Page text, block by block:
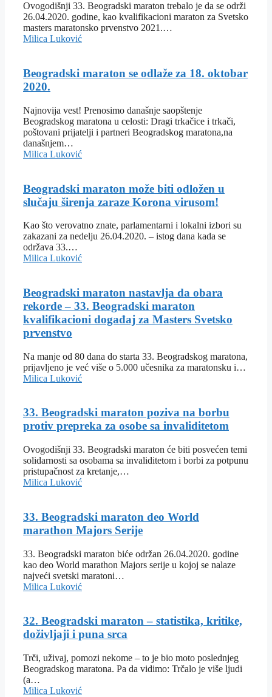
Ovogodišnji 33. Beogradski maraton trebalo je da se održi
26.04.2020. godine, kao kvalifikacioni maraton za Svetsko
masters maratonsko prvenstvo 2021.…
Milica Luković
Beogradski maraton se odlaže za 18. oktobar
2020.
Najnovija vest! Prenosimo današnje saopštenje
Beogradskog maratona u celosti: Dragi trkačice i trkači,
poštovani prijatelji i partneri Beogradskog maratona,na
današnjem…
Milica Luković
Beogradski maraton može biti odložen u
slučaju širenja zaraze Korona virusom!
Kao što verovatno znate, parlamentarni i lokalni izbori su
zakazani za nedelju 26.04.2020. – istog dana kada se
održava 33.…
Milica Luković
Beogradski maraton nastavlja da obara
rekorde – 33. Beogradski maraton
kvalifikacioni događaj za Masters Svetsko
prvenstvo
Na manje od 80 dana do starta 33. Beogradskog maratona,
prijavljeno je već više o 5.000 učesnika za maratonsku i…
Milica Luković
33. Beogradski maraton poziva na borbu
protiv prepreka za osobe sa invaliditetom
Ovogodišnji 33. Beogradski maraton će biti posvećen temi
solidarnosti sa osobama sa invaliditetom i borbi za potpunu
pristupačnost za kretanje,…
Milica Luković
33. Beogradski maraton deo World
marathon Majors Serije
33. Beogradski maraton biće održan 26.04.2020. godine
kao deo World marathon Majors serije u kojoj se nalaze
najveći svetski maratoni…
Milica Luković
32. Beogradski maraton – statistika, kritike,
doživljaji i puna srca
Trči, uživaj, pomozi nekome – to je bio moto poslednjeg
Beogradskog maratona. Pa da vidimo: Trčalo je više ljudi
(a…
Milica Luković